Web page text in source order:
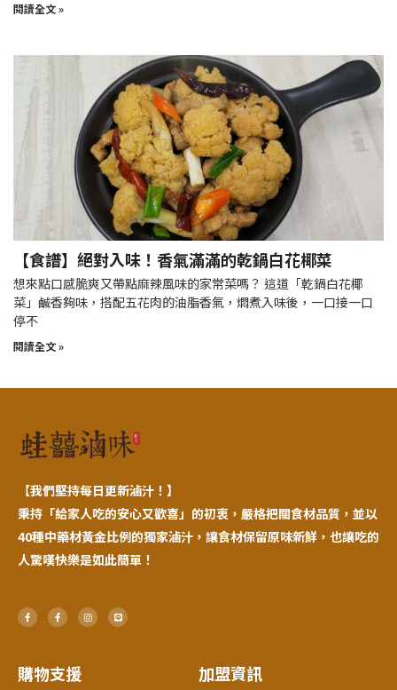
閱讀全文 »
【食譜】絕對入味！香氣滿滿的乾鍋白花椰菜
想來點口感脆爽又帶點麻辣風味的家常菜嗎？ 這道「乾鍋白花椰
菜」鹹香夠味，搭配五花肉的油脂香氣，燜煮入味後，一口接一口
停不
閱讀全文 »
【我們堅持每日更新滷汁！】
秉持「給家人吃的安心又歡喜」的初衷，嚴格把關食材品質，並以
40種中藥材黃金比例的獨家滷汁，讓食材保留原味新鮮，也讓吃的
人驚嘆快樂是如此簡單！
F
a
c
k
-
F
a
c
k
-
I
n
s
L
i
n
購物支援 加盟資訊